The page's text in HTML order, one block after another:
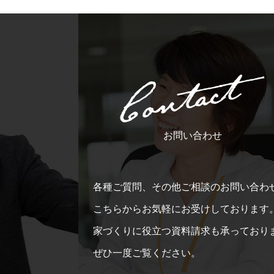
お問い合わせ
各種ご質問、その他ご相談のお問い合わ
こちらからお気軽にお受けしております
家づくりに役立つ資料請求も承っており
ぜひ一度ご覧ください。